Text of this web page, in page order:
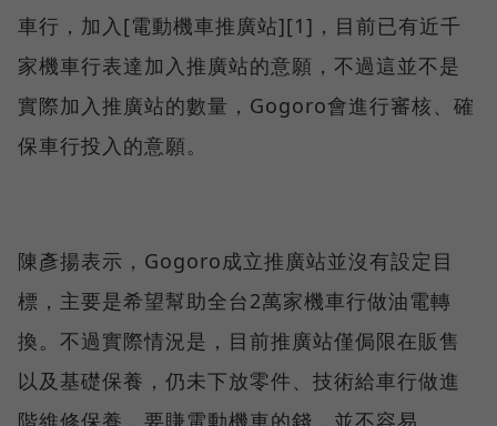
車行，加入[電動機車推廣站][1]，目前已有近千
家機車行表達加入推廣站的意願，不過這並不是
實際加入推廣站的數量，Gogoro會進行審核、確
保車行投入的意願。
陳彥揚表示，Gogoro成立推廣站並沒有設定目
標，主要是希望幫助全台2萬家機車行做油電轉
換。不過實際情況是，目前推廣站僅侷限在販售
以及基礎保養，仍未下放零件、技術給車行做進
階維修保養，要賺電動機車的錢，並不容易。